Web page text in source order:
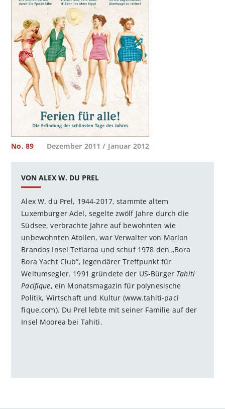
No. 89 Dezember 2011 / Januar 2012
VON ALEX W. DU PREL
Alex W. du Prel, 1944-2017, stammte altem
Luxemburger Adel, segelte zwölf Jahre durch die
Südsee, verbrachte Jahre auf bewohnten wie
unbewohnten Atollen, war Verwalter von Marlon
Brandos Insel Tetiaroa und schuf 1978 den „Bora
Bora Yacht Club“, legendärer Treffpunkt für
Weltumsegler. 1991 gründete der US-Bürger Tahiti
Pacifique, ein Monatsmagazin für polynesische
Politik, Wirtschaft und Kultur (www.tahiti-paci
fique.com). Du Prel lebte mit seiner Familie auf der
Insel Moorea bei Tahiti.